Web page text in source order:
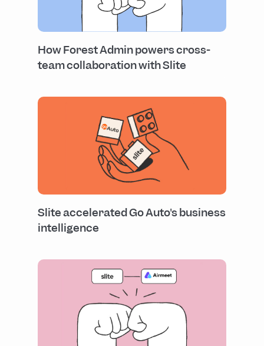
How Forest Admin powers cross-
team collaboration with Slite
Slite accelerated Go Auto's business
intelligence